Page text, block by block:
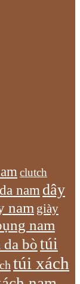
clutch
nam dây
nam giày
nam
bòtúi
túi xách